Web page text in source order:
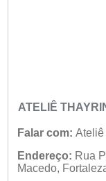
ATELIÊ
Falar com: Ateliê
Endereço: Rua
Macedo,